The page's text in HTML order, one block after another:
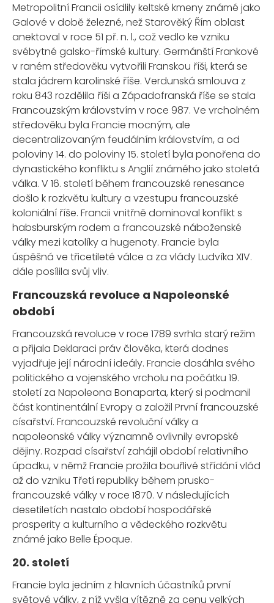
Metropolitní Francii osídlily keltské kmeny známé jako
Galové v době železné, než Starověký Řím oblast
anektoval v roce 51 př. n. l., což vedlo ke vzniku
svébytné galsko-římské kultury. Germánští Frankové
v raném středověku vytvořili Franskou říši, která se
stala jádrem karolinské říše. Verdunská smlouva z
roku 843 rozdělila říši a Západofranská říše se stala
Francouzským královstvím v roce 987. Ve vrcholném
středověku byla Francie mocným, ale
decentralizovaným feudálním královstvím, a od
poloviny 14. do poloviny 15. století byla ponořena do
dynastického konfliktu s Anglií známého jako stoletá
válka. V 16. století během francouzské renesance
došlo k rozkvětu kultury a vzestupu francouzské
koloniální říše. Francii vnitřně dominoval konflikt s
habsburským rodem a francouzské náboženské
války mezi katolíky a hugenoty. Francie byla
úspěšná ve třicetileté válce a za vlády Ludvíka XIV.
dále posílila svůj vliv.
Francouzská revoluce a Napoleonské
období
Francouzská revoluce v roce 1789 svrhla starý režim
a přijala Deklaraci práv člověka, která dodnes
vyjadřuje její národní ideály. Francie dosáhla svého
politického a vojenského vrcholu na počátku 19.
století za Napoleona Bonaparta, který si podmanil
část kontinentální Evropy a založil První francouzské
císařství. Francouzské revoluční války a
napoleonské války významně ovlivnily evropské
dějiny. Rozpad císařství zahájil období relativního
úpadku, v němž Francie prožila bouřlivé střídání vlád
až do vzniku Třetí republiky během prusko-
francouzské války v roce 1870. V následujících
desetiletích nastalo období hospodářské
prosperity a kulturního a vědeckého rozkvětu
známé jako Belle Époque.
20. století
Francie byla jedním z hlavních účastníků první
světové války, z níž vyšla vítězně za cenu velkých